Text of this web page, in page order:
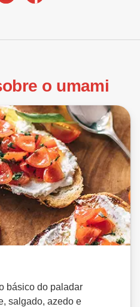
o umami
básico do paladar
salgado, azedo e